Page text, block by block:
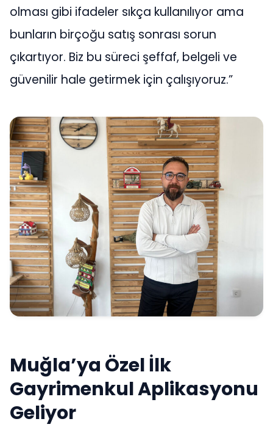
olması gibi ifadeler sıkça kullanılıyor ama
bunların birçoğu satış sonrası sorun
çıkartıyor. Biz bu süreci şeffaf, belgeli ve
güvenilir hale getirmek için çalışıyoruz.”
Muğla’ya Özel İlk
Gayrimenkul Aplikasyonu
Geliyor